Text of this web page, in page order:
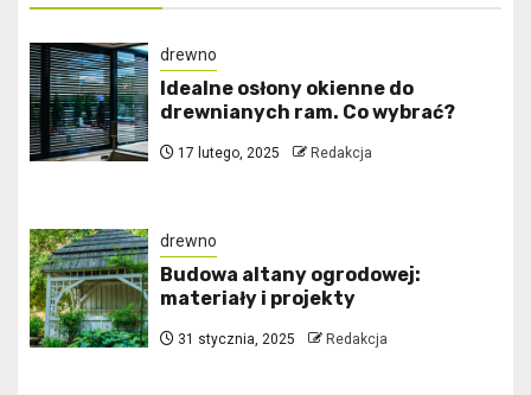
drewno
Idealne osłony okienne do
drewnianych ram. Co wybrać?
17 lutego, 2025 Redakcja
drewno
Budowa altany ogrodowej:
materiały i projekty
31 stycznia, 2025 Redakcja